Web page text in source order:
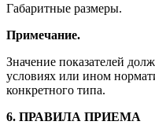
Габаритные размеры.
Примечание.
Значение показателей
условиях или ином
конкретного типа.
6. ПРАВИЛА ПРИЕМА